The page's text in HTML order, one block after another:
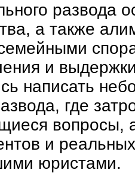
развода
а также
и
написать
где
вопросы,
и
юристами.